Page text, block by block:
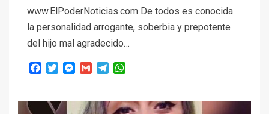
www.ElPoderNoticias.com De todos es conocida
la personalidad arrogante, soberbia y prepotente
del hijo mal agradecido…
Facebook
TwitterMessenger
Gmail Telegram